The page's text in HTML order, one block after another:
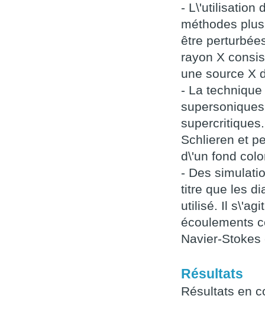
- L\'utilisation
méthodes
être
rayon X
une source X
- La
Schlieren et
d\'un fond
- Des
titre que les
utilisé. Il
écoulements
Navier-
Résultats
Résultats en